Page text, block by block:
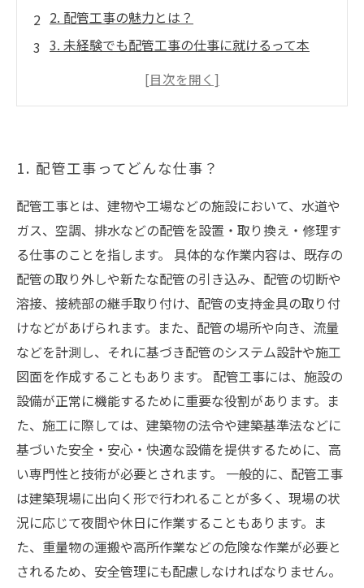
2. 配管工事の魅力とは？
3. 未経験でも配管工事の仕事に就けるって本
1. 配管工事ってどんな仕事？
配管工事とは、建物や工場などの施設において、水道や
ガス、空調、排水などの配管を設置・取り換え・修理す
る仕事のことを指します。 具体的な作業内容は、既存の
配管の取り外しや新たな配管の引き込み、配管の切断や
溶接、接続部の継手取り付け、配管の支持金具の取り付
けなどがあげられます。また、配管の場所や向き、流量
などを計測し、それに基づき配管のシステム設計や施工
図面を作成することもあります。 配管工事には、施設の
設備が正常に機能するために重要な役割があります。ま
た、施工に際しては、建築物の法令や建築基準法などに
基づいた安全・安心・快適な設備を提供するために、高
い専門性と技術が必要とされます。 一般的に、配管工事
は建築現場に出向く形で行われることが多く、現場の状
況に応じて夜間や休日に作業することもあります。ま
た、重量物の運搬や高所作業などの危険な作業が必要と
されるため、安全管理にも配慮しなければなりません。